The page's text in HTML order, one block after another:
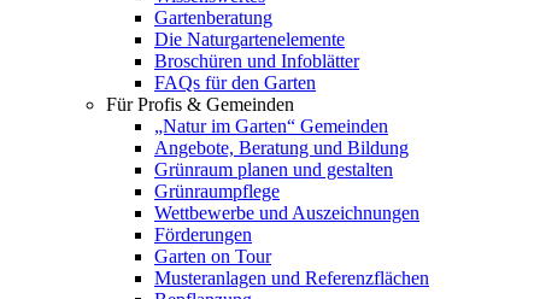
Gartenberatung
Die Naturgartenelemente
Broschüren und Infoblätter
FAQs für den Garten
Für Profis & Gemeinden
„Natur im Garten“ Gemeinden
Angebote, Beratung und Bildung
Grünraum planen und gestalten
Grünraumpflege
Wettbewerbe und Auszeichnungen
Förderungen
Garten on Tour
Musteranlagen und Referenzflächen